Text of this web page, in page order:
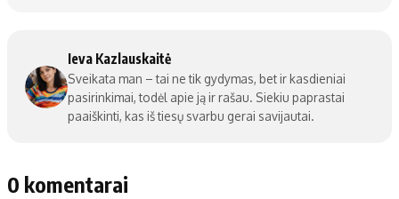
Ieva Kazlauskaitė
Sveikata man – tai ne tik gydymas, bet ir kasdieniai
pasirinkimai, todėl apie ją ir rašau. Siekiu paprastai
paaiškinti, kas iš tiesų svarbu gerai savijautai.
0 komentarai